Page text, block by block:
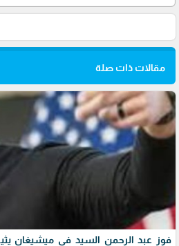
مقالات ذات صلة
فوز عبد الرحمن السيد في ميشيغان